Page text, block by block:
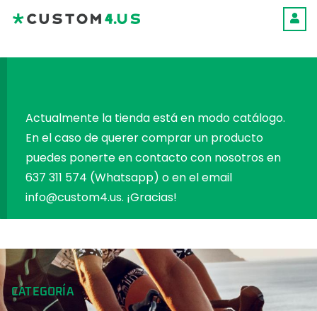
Actualmente la tienda está en modo catálogo.
En el caso de querer comprar un producto
puedes ponerte en contacto con nosotros en
637 311 574 (Whatsapp) o en el email
info@custom4.us. ¡Gracias!
CATEGORÍA